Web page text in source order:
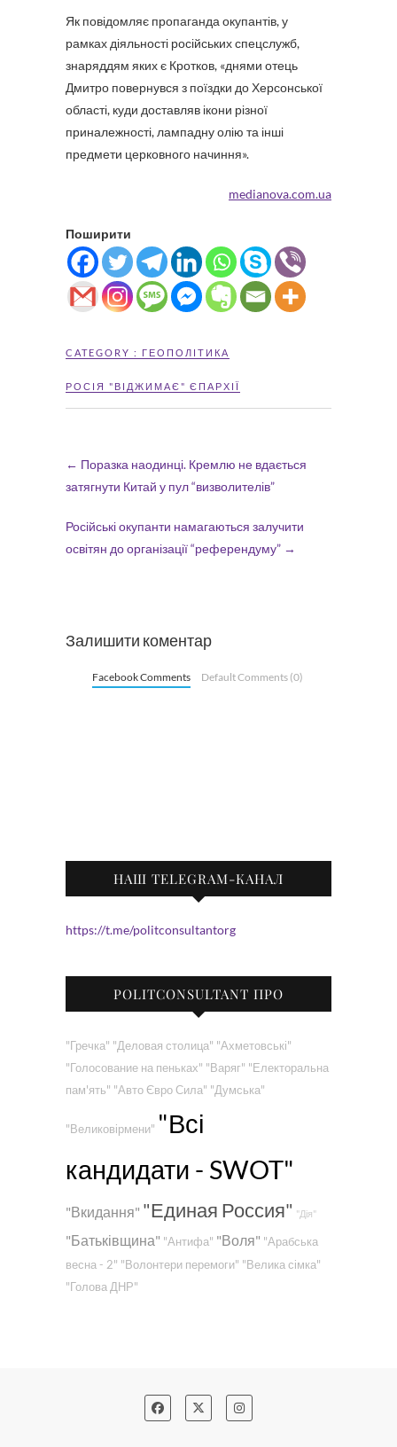
Як повідомляє пропаганда окупантів, у
рамках діяльності російських спецслужб,
знаряддям яких є Кротков, «днями отець
Дмитро повернувся з поїздки до Херсонської
області, куди доставляв ікони різної
приналежності, лампадну олію та інші
предмети церковного начиння».
medianova.com.ua
Поширити
CATEGORY : ГЕОПОЛІТИКА
РОСІЯ "ВІДЖИМАЄ" ЄПАРХІЇ
← Поразка наодинці. Кремлю не вдається
затягнути Китай у пул “визволителів”
Російські окупанти намагаються залучити
освітян до організації “референдуму” →
Залишити коментар
Facebook Comments Default Comments (0)
НАШ TELEGRAM-КАНАЛ
https://t.me/politconsultantorg
POLITCONSULTANT ПРО
"Гречка" "Деловая столица" "Ахметовські"
"Голосование на пеньках" "Варяг" "Електоральна
пам'ять" "Авто Євро Сила" "Думська"
"Великовірмени" "Всі
кандидати - SWOT"
"Вкидання" "Единая Россия" "Дія"
"Батьківщина" "Антифа" "Воля" "Арабська
весна - 2" "Волонтери перемоги" "Велика сімка"
"Голова ДНР"